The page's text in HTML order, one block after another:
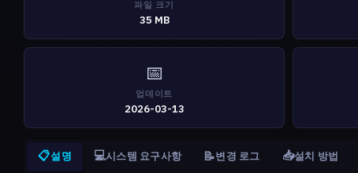
파일 크기
35 MB
📅
업데이트
2026-03-13
📋설명 💻시스템 요구사항 📝변경 로그 📥설치 방법